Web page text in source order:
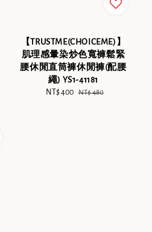
【TRUSTME(CHOICEME)】
肌理感暈染炒色寬褲鬆緊
腰休閒直筒褲休閒褲(配腰
繩) YS1-41181
Sale
NT$ 400 Regular
NT$ 480